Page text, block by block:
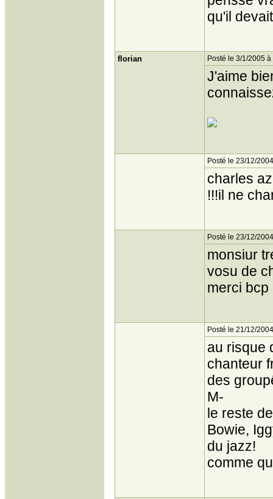
qu'il
florian Posté le 3/1/2005
J'aime
Posté le 23/12/
charles
!!!il ne
Posté le 23/12/
monsiur
vosu de
merci bcp
Posté le 21/12/
au risque
chanteur
des
M-
le reste
Bowie,
du jazz!
comme